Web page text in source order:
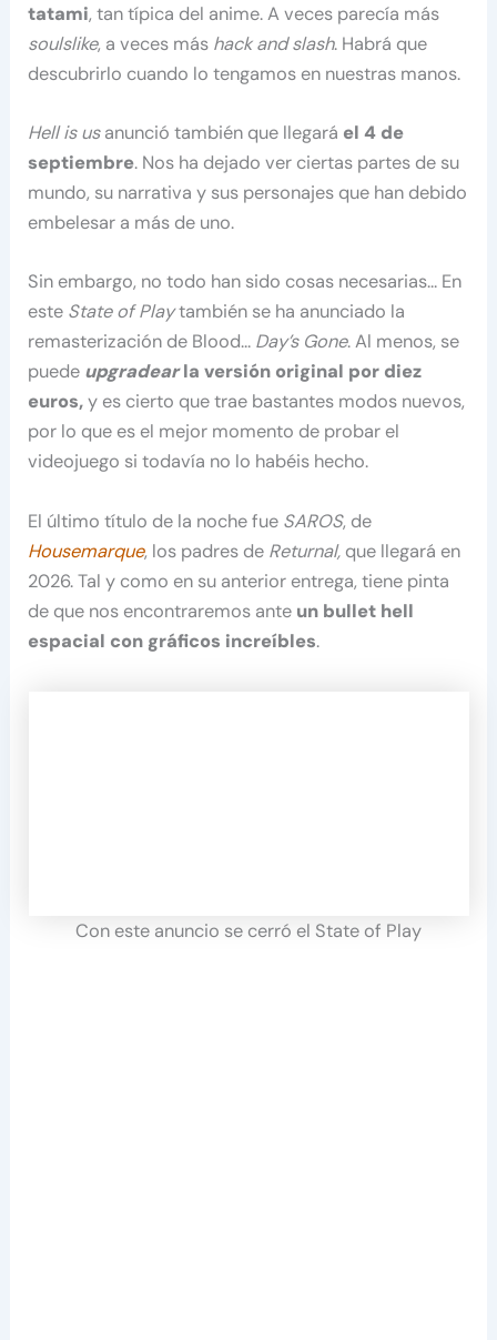
tatami, tan típica del anime. A veces parecía más
soulslike, a veces más hack and slash. Habrá que
descubrirlo cuando lo tengamos en nuestras manos.
Hell is usanunció también que llegará el 4 de
septiembre. Nos ha dejado ver ciertas partes de su
mundo, su narrativa y sus personajes que han debido
embelesar a más de uno.
Sin embargo, no todo han sido cosas necesarias… En
este State of Playtambién se ha anunciado la
remasterización de Blood… Day’s Gone. Al menos, se
puede upgradearla versión original por diez
euros,y es cierto que trae bastantes modos nuevos,
por lo que es el mejor momento de probar el
videojuego si todavía no lo habéis hecho.
El último título de la noche fue SAROS, de
Housemarque, los padres de Returnal, que llegará en
2026. Tal y como en su anterior entrega, tiene pinta
de que nos encontraremos ante un bullet hell
espacial con gráficos increíbles.
Con este anuncio se cerró el State of Play